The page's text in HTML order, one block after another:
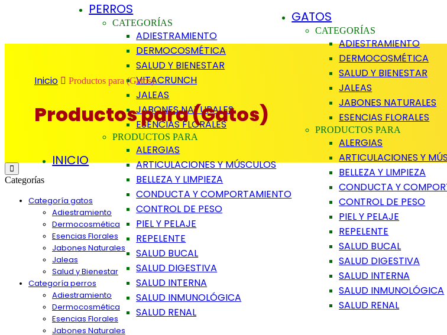
INICIO
PERROS
CATEGORÍAS
ADIESTRAMIENTO
DERMOCOSMÉTICA
SALUD Y BIENESTAR
VITACRUNCH
JALEAS
JABONES NATURALES
ESENCIAS FLORALES
PRODUCTOS PARA
ALERGIAS
ARTICULACIONES Y MÚSCULOS
BELLEZA Y LIMPIEZA
CONDUCTA Y COMPORTAMIENTO
CONTROL DE PESO
PIEL Y PELAJE
REPELENTE
SALUD BUCAL
SALUD DIGESTIVA
SALUD INTERNA
SALUD INMUNOLÓGICA
SALUD RENAL
GATOS
CATEGORÍAS
ADIESTRAMIENTO
DERMOCOSMÉTICA
SALUD Y BIENESTAR
JALEAS
JABONES NATURALES
ESENCIAS FLORALES
PRODUCTOS PARA
ALERGIAS
ARTICULACIONES Y
BELLEZA Y LIMPIEZA
CONDUCTA Y
CONTROL DE PESO
PIEL Y PELAJE
REPELENTE
SALUD BUCAL
SALUD DIGESTIVA
SALUD INTERNA
SALUD INMUNOLÓGICA
SALUD RENAL
Inicio Productos para (Gatos)
Productos para (Gatos)
Categorías
Categoría gatos
Adiestramiento
Dermocosmética
Esencias Florales
Jabones Naturales
Jaleas
Salud y Bienestar
Categoría perros
Adiestramiento
Dermocosmética
Esencias Florales
Jabones Naturales